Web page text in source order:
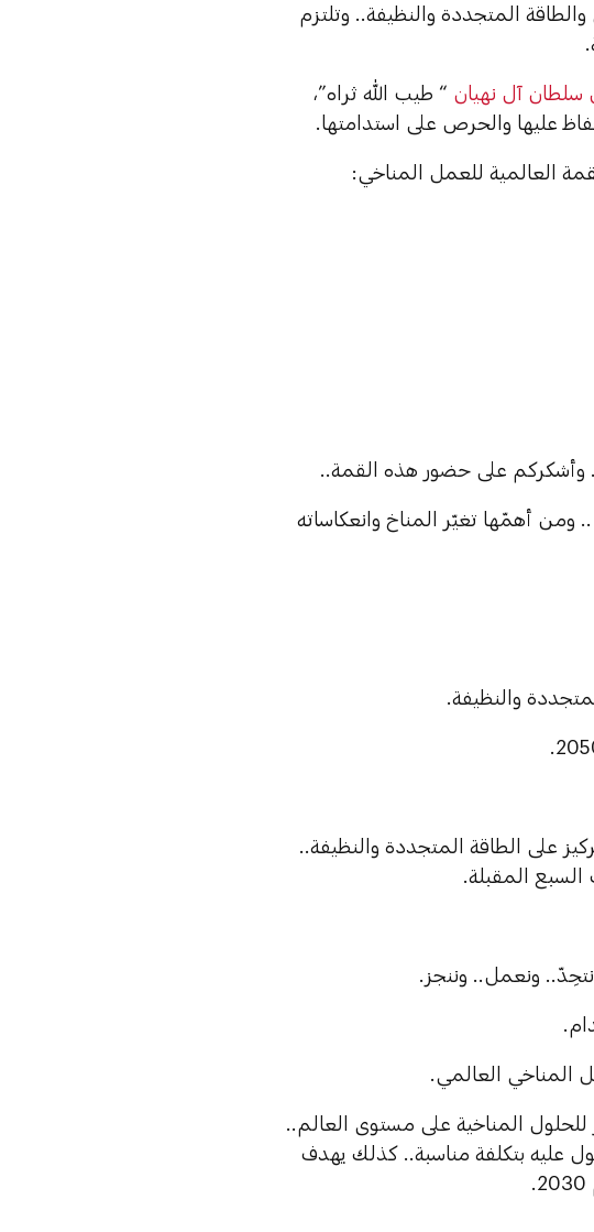
المناخي والطاقة المتجددة والنظيفة.. وتلتزم
سلطان آل نهيان “ طيب الله ثراه”،
عليها والحرص على استدامتها.
العالمية للعمل المناخي:
ومن أهمّها تغيّر المناخ وانعكاساته
والنظيفة.
التركيز على الطاقة المتجددة والنظيفة..
المناخي العالمي.
عن إنشاء صندوق بقيمة 30 مليار دولار للحلول المناخية على مستوى العالم..
عليه بتكلفة مناسبة.. كذلك يهدف